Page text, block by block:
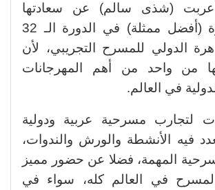
أعربت (شذى سالم) عن سعادتها
الغامرة بجائزة (أفضل ممثلة) في الدورة الـ 32
الدولي للمسرح التجريبي، لأن
من واحد من أهم المهرجانات
في العالم.
لتجارب مسرحية عربية ودولية
فيه الأنشطة والورش والندوات،
المهمة، فضلا عن حضور مميز
في العالم كله، سواء في